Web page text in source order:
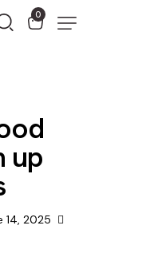
0
up
14, 2025